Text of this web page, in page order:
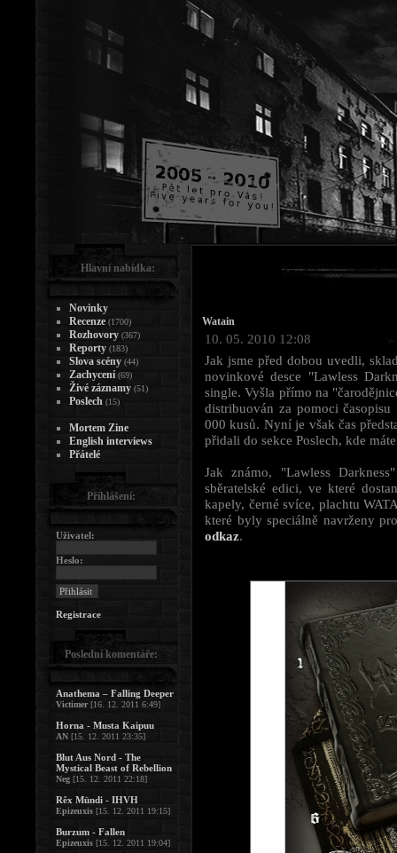
Watain
10. 05. 2010 12:08
Jak jsme před dobou uvedli,
novinkové desce "Lawless
single. Vyšla přímo na
distribuován za pomoci
000 kusů. Nyní je však čas
přidali do sekce Poslech, kde
Jak známo, "Lawless
sběratelské edici, ve které
kapely, černé svíce, plachtu
které byly speciálně navrženy
odkaz.
Hlavní nabídka:
Novinky
Recenze (1700)
Rozhovory (367)
Reporty (183)
Slova scény (44)
Zachycení (69)
Živé záznamy (51)
Poslech (15)
Mortem Zine
English interviews
Přátelé
Přihlášení:
Uživatel:
Heslo:
Registrace
Poslední komentáře:
Anathema – Falling Deeper
Victimer[16. 12. 2011 6:49]
Horna - Musta Kaipuu
AN [15. 12. 2011 23:35]
Blut Aus Nord - The
Mystical Beast of Rebellion
Neg [15. 12. 2011 22:18]
Rêx Mündi - IHVH
Epizeuxis [15. 12. 2011 19:15]
Burzum - Fallen
Epizeuxis [15. 12. 2011 19:04]